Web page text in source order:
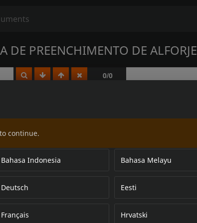
DE PREENCHIMENTO DE ALFORJE
continue.
Bahasa Indonesia Bahasa Melayu
Deutsch Eesti
Français Hrvatski